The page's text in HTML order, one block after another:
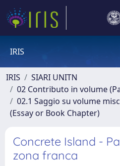
IRIS
IRIS
SIARI UNITN
02 Contributo in volume
02.1 Saggio su volume
(Essay or Book Chapter)
Concrete Island -
zona franca